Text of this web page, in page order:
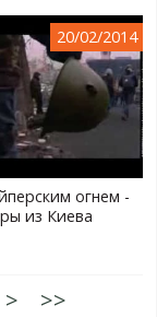
20/02/2014
огнем -
из Киева
> >>